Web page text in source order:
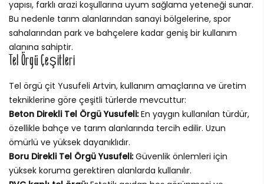
yapısı, farklı arazi koşullarına uyum sağlama yeteneği sunar.
Bu nedenle tarım alanlarından sanayi bölgelerine, spor
sahalarından park ve bahçelere kadar geniş bir kullanım
alanına sahiptir.
Tel Örgü Çeşitleri
Tel örgü çit Yusufeli Artvin, kullanım amaçlarına ve üretim
tekniklerine göre çeşitli türlerde mevcuttur:
Beton Direkli Tel Örgü Yusufeli:En yaygın kullanılan türdür,
özellikle bahçe ve tarım alanlarında tercih edilir. Uzun
ömürlü ve yüksek dayanıklıdır.
Boru Direkli Tel Örgü Yusufeli:Güvenlik önlemleri için
yüksek koruma gerektiren alanlarda kullanılır.